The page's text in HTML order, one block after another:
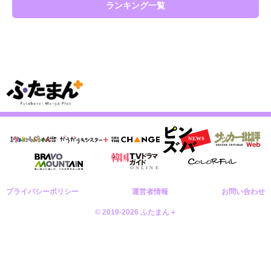
ランキング一覧
プライバシーポリシー 運営者情報 お問い合わせ
© 2019-2026 ふたまん＋